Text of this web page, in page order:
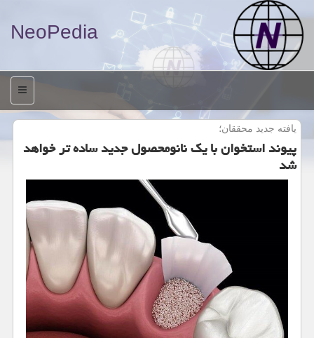
NeoPedia
منو
یافته جدید محققان؛
پیوند استخوان با یک نانومحصول جدید ساده تر خواهد
شد